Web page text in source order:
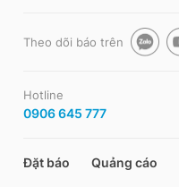
Theo dõi báo trên
Hotline
0906 645 777
Đặt báo Quảng cáo